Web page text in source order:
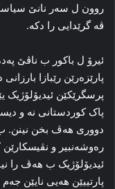
روون ل سه‌ر نانێ
ڤه‌ گرێدایی را دکه‌.
پارێزه‌رێن رێبازا
پرسگرێکێن
پاک کوردستانی نه‌ و
دووری هه‌ڤ بخن نینن.
ره‌وشه‌نبیر و
ئیدیۆلۆژیک ب هه‌ڤ را
پارتییێن هه‌یی نایێن